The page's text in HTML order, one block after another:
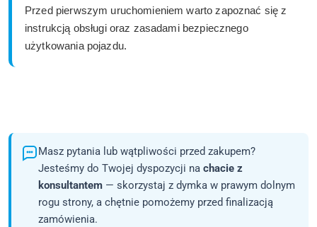
Przed pierwszym uruchomieniem warto zapoznać się z
instrukcją obsługi oraz zasadami bezpiecznego
użytkowania pojazdu.
Masz pytania lub wątpliwości przed zakupem?
Jesteśmy do Twojej dyspozycji na chacie z
konsultantem — skorzystaj z dymka w prawym dolnym
rogu strony, a chętnie pomożemy przed finalizacją
zamówienia.